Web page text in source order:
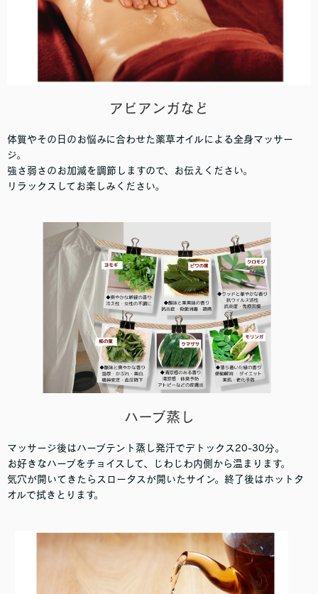
アビアンガなど
体質やその日のお悩みに合わせた薬草オイルによる全身マッサー
ジ。
強さ弱さのお加減を調節しますので、お伝えください。
リラックスしてお楽しみください。
ハーブ蒸し
マッサージ後はハーブテント蒸し発汗でデトックス20-30分。
お好きなハーブをチョイスして、じわじわ内側から温まります。
気穴が開いてきたらスロータスが開いたサイン。終了後はホットタ
オルで拭きとります。